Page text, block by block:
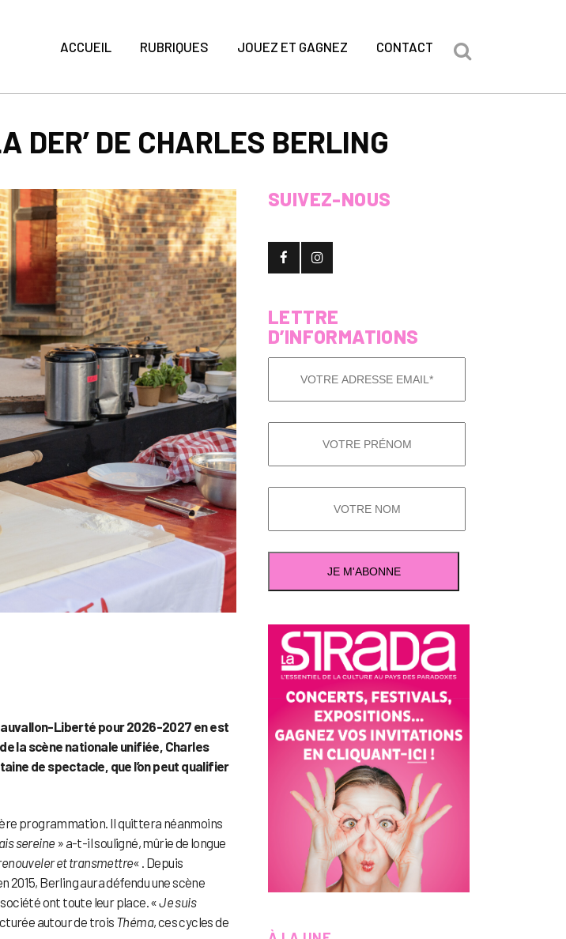
ACCUEIL RUBRIQUES JOUEZ ET GAGNEZ CONTACT
DE CHARLES BERLING
Liberté pour 2026-2027 en est
la scène nationale unifiée, Charles
de spectacle, que l’on peut qualifier
programmation. Il quittera néanmoins
sereine » a-t-il souligné, mûrie de longue
et transmettre« . Depuis
2015, Berling aura défendu une scène
ont toute leur place. «Je suis
autour de troisThéma, ces cycles de
SUIVEZ-NOUS
LETTRE
D’INFORMATIONS